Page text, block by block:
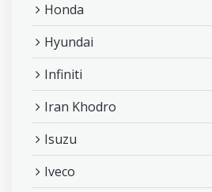
Honda
Hyundai
Infiniti
Iran Khodro
Isuzu
Iveco